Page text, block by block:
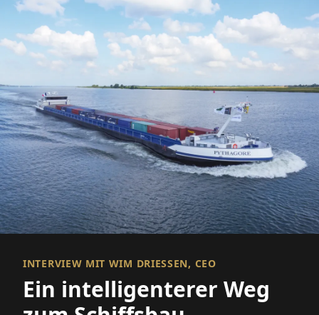
INTERVIEW MIT WIM DRIESSEN, CEO
Ein intelligenterer Weg